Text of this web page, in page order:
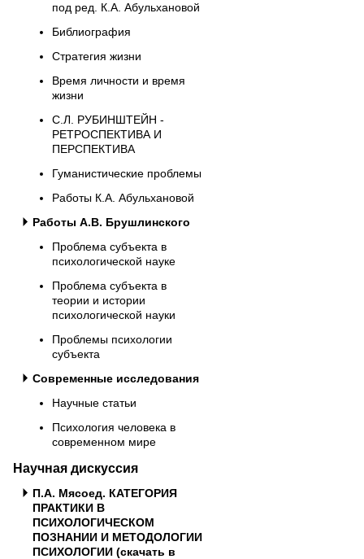
под ред. К.А. Абульхановой
Библиография
Стратегия жизни
Время личности и время
жизни
С.Л. РУБИНШТЕЙН -
РЕТРОСПЕКТИВА И
ПЕРСПЕКТИВА
Гуманистические проблемы
Работы К.А. Абульхановой
Работы А.В. Брушлинского
Проблема субъекта в
психологической науке
Проблема субъекта в
теории и истории
психологической науки
Проблемы психологии
субъекта
Современные исследования
Научные статьи
Психология человека в
современном мире
Научная дискуссия
П.А. Мясоед. КАТЕГОРИЯ
ПРАКТИКИ В
ПСИХОЛОГИЧЕСКОМ
ПОЗНАНИИ И МЕТОДОЛОГИИ
ПСИХОЛОГИИ (скачать в